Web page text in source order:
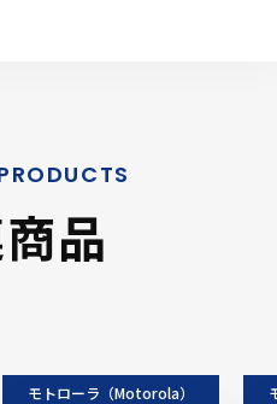
品
モトローラ（Motorola）